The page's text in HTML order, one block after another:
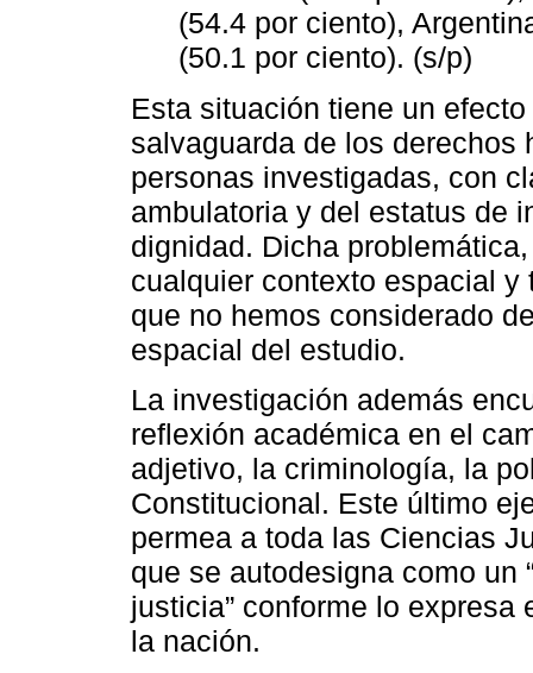
(54.4 por ciento),
(50.1 por ciento). (s/p)
Esta situación tiene un
salvaguarda de los derechos
personas investigadas, con
ambulatoria y del estatus de
dignidad. Dicha
cualquier contexto espacial
que no hemos considerado
espacial del estudio.
La investigación además
reflexión académica en el
adjetivo, la criminología, la
Constitucional. Este último
permea a toda las Ciencias
que se autodesigna como un
justicia” conforme lo
la nación.